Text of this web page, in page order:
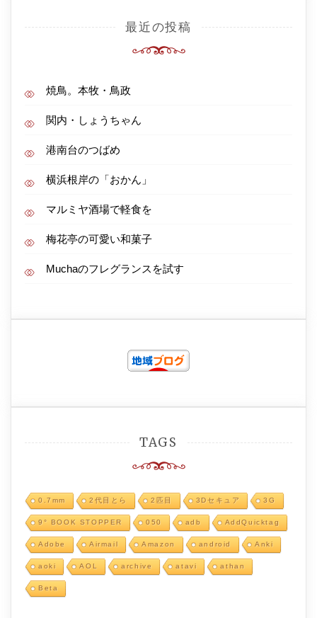
最近の投稿
焼鳥。本牧・鳥政
関内・しょうちゃん
港南台のつばめ
横浜根岸の「おかん」
マルミヤ酒場で軽食を
梅花亭の可愛い和菓子
Muchaのフレグランスを試す
TAGS
0.7mm 2代目とら 2匹目 3Dセキュア 3G
9° BOOK STOPPER 050 adb AddQuicktag
Adobe Airmail Amazon android Anki
aoki AOL archive atavi athan
Beta